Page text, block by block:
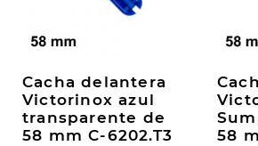
Cacha delantera
Victorinox azul
transparente de
58 mm C-6202.T3
58